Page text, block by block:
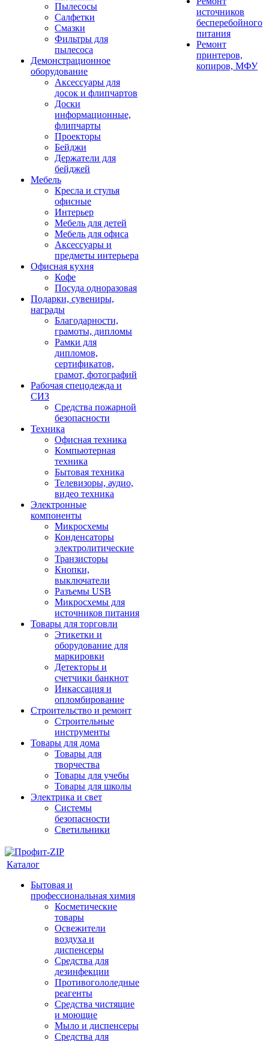
Пылесосы
Салфетки
Смазки
Фильтры для
пылесоса
Демонстрационное
оборудование
Аксессуары для
досок и флипчартов
Доски
информационные,
флипчарты
Проекторы
Бейджи
Держатели для
бейджей
Мебель
Кресла и стулья
офисные
Интерьер
Мебель для детей
Мебель для офиса
Аксессуары и
предметы интерьера
Офисная кухня
Кофе
Посуда одноразовая
Подарки, сувениры,
награды
Благодарности,
грамоты, дипломы
Рамки для
дипломов,
сертификатов,
грамот, фотографий
Рабочая спецодежда и
СИЗ
Средства пожарной
безопасности
Техника
Офисная техника
Компьютерная
техника
Бытовая техника
Телевизоры, аудио,
видео техника
Электронные
компоненты
Микросхемы
Конденсаторы
электролитические
Транзисторы
Кнопки,
выключатели
Разъемы USB
Микросхемы для
источников питания
Товары для торговли
Этикетки и
оборудование для
маркировки
Детекторы и
счетчики банкнот
Инкассация и
опломбирование
Строительство и ремонт
Строительные
инструменты
Товары для дома
Товары для
творчества
Товары для учебы
Товары для школы
Электрика и свет
Системы
безопасности
Светильники
источников
бесперебойного
питания
Ремонт
принтеров,
копиров, МФУ
Каталог
Бытовая и
профессиональная химия
Косметические
товары
Освежители
воздуха и
диспенсеры
Средства для
дезинфекции
Противогололедные
реагенты
Средства чистящие
и моющие
Мыло и диспенсеры
Средства для